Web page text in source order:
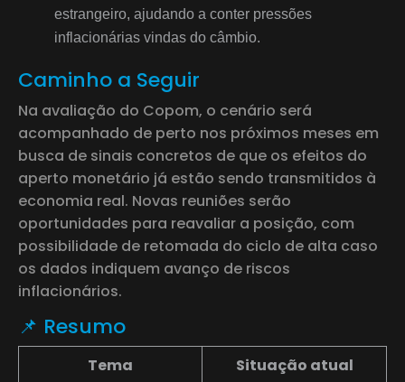
estrangeiro, ajudando a conter pressões
inflacionárias vindas do câmbio.
Caminho a Seguir
Na avaliação do Copom, o cenário será
acompanhado de perto nos próximos meses em
busca de sinais concretos de que os efeitos do
aperto monetário já estão sendo transmitidos à
economia real. Novas reuniões serão
oportunidades para reavaliar a posição, com
possibilidade de retomada do ciclo de alta caso
os dados indiquem avanço de riscos
inflacionários.
📌 Resumo
Tema Situação atual